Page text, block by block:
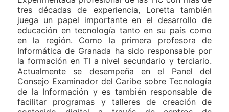
tres décadas de experiencia, Loretta también
juega un papel importante en el desarrollo de
educación en tecnología tanto en su país como
en la región. Como la primera profesora de
Informática de Granada ha sido responsable por
la formación en TI a nivel secundario y terciario.
Actualmente se desempeña en el Panel del
Consejo Examinador del Caribe sobre Tecnología
de la Información y es también responsable de
facilitar programas y talleres de creación de